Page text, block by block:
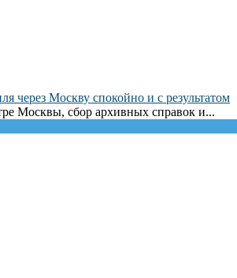
через Москву спокойно и с результатом
Москвы, сбор архивных справок и...